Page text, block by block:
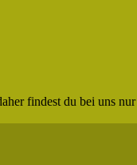
findest du bei uns